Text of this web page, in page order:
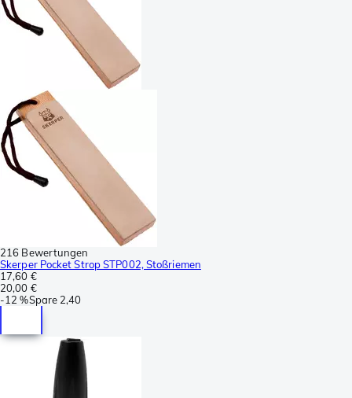
216 Bewertungen
Skerper Pocket Strop STP002, Stoßriemen
17,60 €
20,00 €
-12 %Spare 2,40